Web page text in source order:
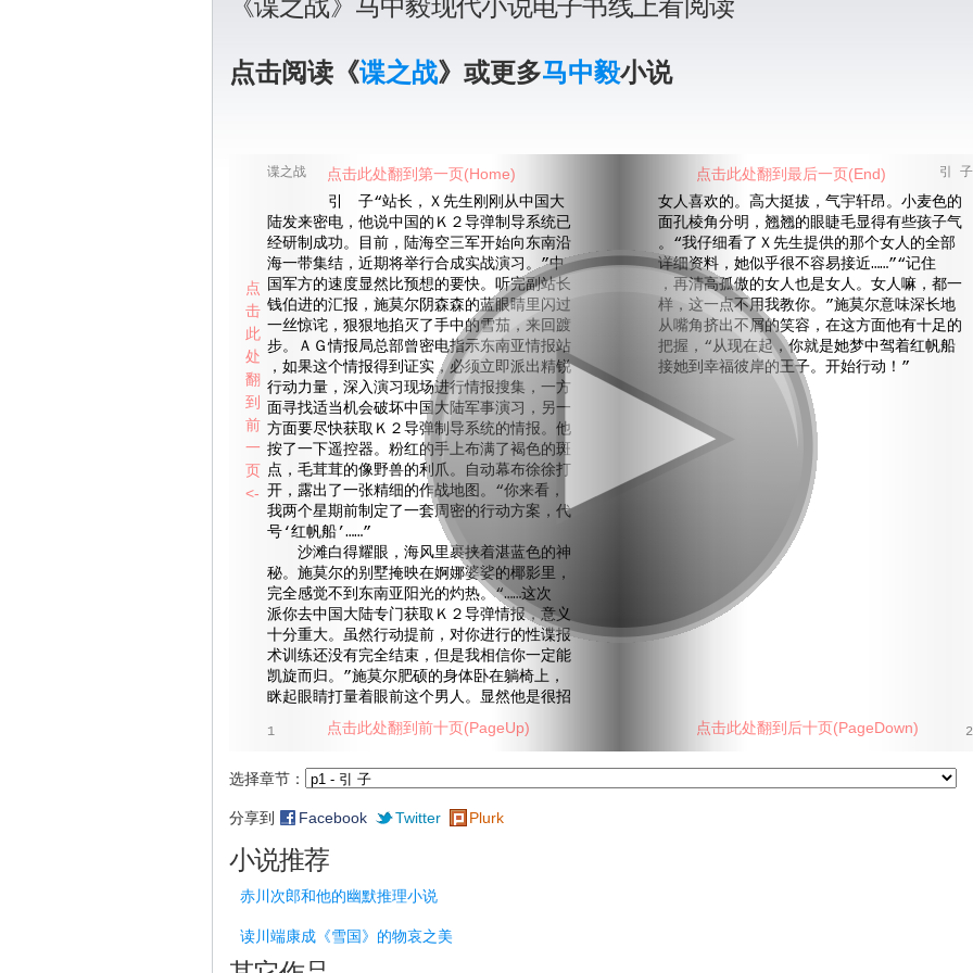
《谍之战》马中毅现代小说电子书线上看阅读
点击阅读《谍之战》或更多马中毅小说
谍之战 引 子
引 子“站长，Ｘ先生刚刚从中国大
陆发来密电，他说中国的Ｋ２导弹制导系统已
经研制成功。目前，陆海空三军开始向东南沿
海一带集结，近期将举行合成实战演习。”中
国军方的速度显然比预想的要快。听完副站长
钱伯进的汇报，施莫尔阴森森的蓝眼睛里闪过
一丝惊诧，狠狠地掐灭了手中的雪茄，来回踱
步。ＡＧ情报局总部曾密电指示东南亚情报站
，如果这个情报得到证实，必须立即派出精锐
行动力量，深入演习现场进行情报搜集，一方
面寻找适当机会破坏中国大陆军事演习，另一
方面要尽快获取Ｋ２导弹制导系统的情报。他
按了一下遥控器。粉红的手上布满了褐色的斑
点，毛茸茸的像野兽的利爪。自动幕布徐徐打
开，露出了一张精细的作战地图。“你来看，
我两个星期前制定了一套周密的行动方案，代
号‘红帆船’……”
沙滩白得耀眼，海风里裹挟着湛蓝色的神
秘。施莫尔的别墅掩映在婀娜婆娑的椰影里，
完全感觉不到东南亚阳光的灼热。“……这次
派你去中国大陆专门获取Ｋ２导弹情报，意义
十分重大。虽然行动提前，对你进行的性谍报
术训练还没有完全结束，但是我相信你一定能
凯旋而归。”施莫尔肥硕的身体卧在躺椅上，
眯起眼睛打量着眼前这个男人。显然他是很招
女人喜欢的。高大挺拔，气宇轩昂。小麦色的
面孔棱角分明，翘翘的眼睫毛显得有些孩子气
。“我仔细看了Ｘ先生提供的那个女人的全部
详细资料，她似乎很不容易接近……”“记住
，再清高孤傲的女人也是女人。女人嘛，都一
样，这一点不用我教你。”施莫尔意味深长地
从嘴角挤出不屑的笑容，在这方面他有十足的
把握，“从现在起，你就是她梦中驾着红帆船
接她到幸福彼岸的王子。开始行动！”
1 2
选择章节：
分享到 Facebook Twitter Plurk
点击此处翻到第一页(Home) 点击此处翻到最后一页(End)
点击此处翻到前十页(PageUp) 点击此处翻到后十页(PageDown)
点
击
此
处
翻
到
前
一
页
<-
小说推荐
赤川次郎和他的幽默推理小说
读川端康成《雪国》的物哀之美